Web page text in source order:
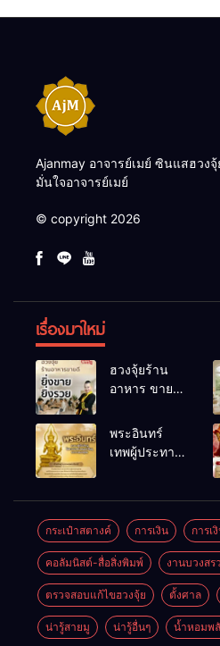
Ajanmay อาจารย์เมย์ ซินแสฮวง
มั่นใจอาจารย์เมย์
© copyright 2026
เรื่องมาใหม่
ฮวงจุ้ยร้าน
อาหาร ขายดี
เคล็ดลับปรับ
ดวง ปรับร้าน
ให้ลูกค้าแน่น
พระอินทร์
เทพผู้ประทาน
กระเป๋าสตางค์ การเงิน การเ
คอลัมนิสต์-สื่อสิ่งพิมพ์ งานบวงสร
ตรวจสอบแก้ไขฮวงจุ้ย ตั้งศาล
น่ารู้สายมู น่ารู้อื่นๆ น้ำหอมพ